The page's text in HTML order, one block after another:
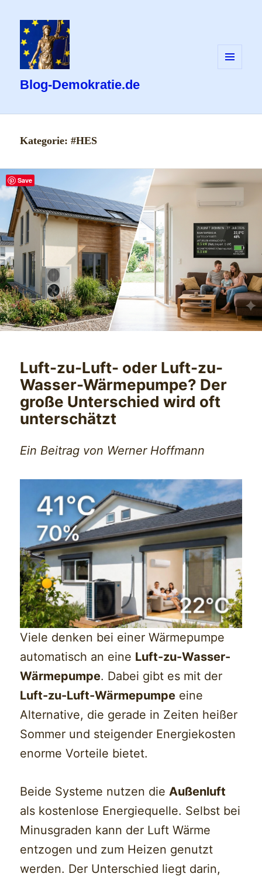
Blog-Demokratie.de
Kategorie:#HES
Luft-zu-Luft- oder Luft-zu-
Wasser-Wärmepumpe? Der
große Unterschied wird oft
unterschätzt
Ein Beitrag von Werner Hoffmann
Viele denken bei einer Wärmepumpe
automatisch an eine Luft-zu-Wasser-
Wärmepumpe. Dabei gibt es mit der
Luft-zu-Luft-Wärmepumpe eine
Alternative, die gerade in Zeiten heißer
Sommer und steigender Energiekosten
enorme Vorteile bietet.
Beide Systeme nutzen dieAußenluft
als kostenlose Energiequelle. Selbst bei
Minusgraden kann der Luft Wärme
entzogen und zum Heizen genutzt
werden. Der Unterschied liegt darin,
Save